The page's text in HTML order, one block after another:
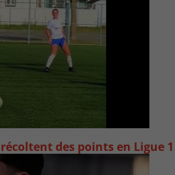
des points en Ligue